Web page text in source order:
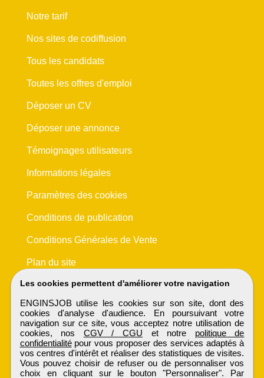
Les cookies permettent d'améliorer votre navigation
ENGINSJOB utilise les cookies sur son site, dont des
cookies d'analyse d'audience. En poursuivant votre
navigation sur ce site, vous acceptez notre utilisation de
cookies, nos CGV / CGU et notre politique de
confidentialitépour vous proposer des services adaptés à
vos centres d'intérêt et réaliser des statistiques de visites.
Vous pouvez choisir de refuser ou de personnaliser vos
choix en cliquant sur le bouton "Personnaliser". Par
Notre tarif
Nos sites de codiffusion
Tous les candidats
Toutes les offres d'emploi
Déposer un CV
Déposer une annonce
Témoignages utilisateurs
Informations légales
Paramètres des cookies
Conditions de publication
Conditions Générales de Vente
Plan du site